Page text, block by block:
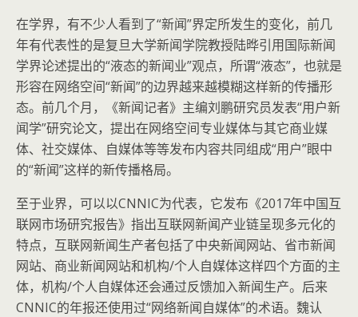
在学界，有不少人看到了“新闻”界定所发生的变化，前几
年有代表性的是复旦大学新闻学院教授陆晔引用国际新闻
学界论述提出的“液态的新闻业”观点，所谓“液态”，也就是
形容在网络空间“新闻”的边界越来越模糊这样新的传播形
态。前几个月，《新闻记者》主编刘鹏研究员发表“用户新
闻学”研究论文，提出在网络空间专业媒体与其它商业媒
体、社交媒体、自媒体等等发布内容共同组成“用户”眼中
的“新闻”这样的新传播格局。
至于业界，可以以CNNIC为代表，它发布《2017年中国互
联网市场研究报告》指出互联网新闻产业链呈现多元化的
特点，互联网新闻生产者包括了中央新闻网站、省市新闻
网站、商业新闻网站和机构/个人自媒体这样四个方面的主
体，机构/个人自媒体还会通过反馈加入新闻生产。后来
CNNIC的年报还使用过“网络新闻自媒体”的术语。魏认